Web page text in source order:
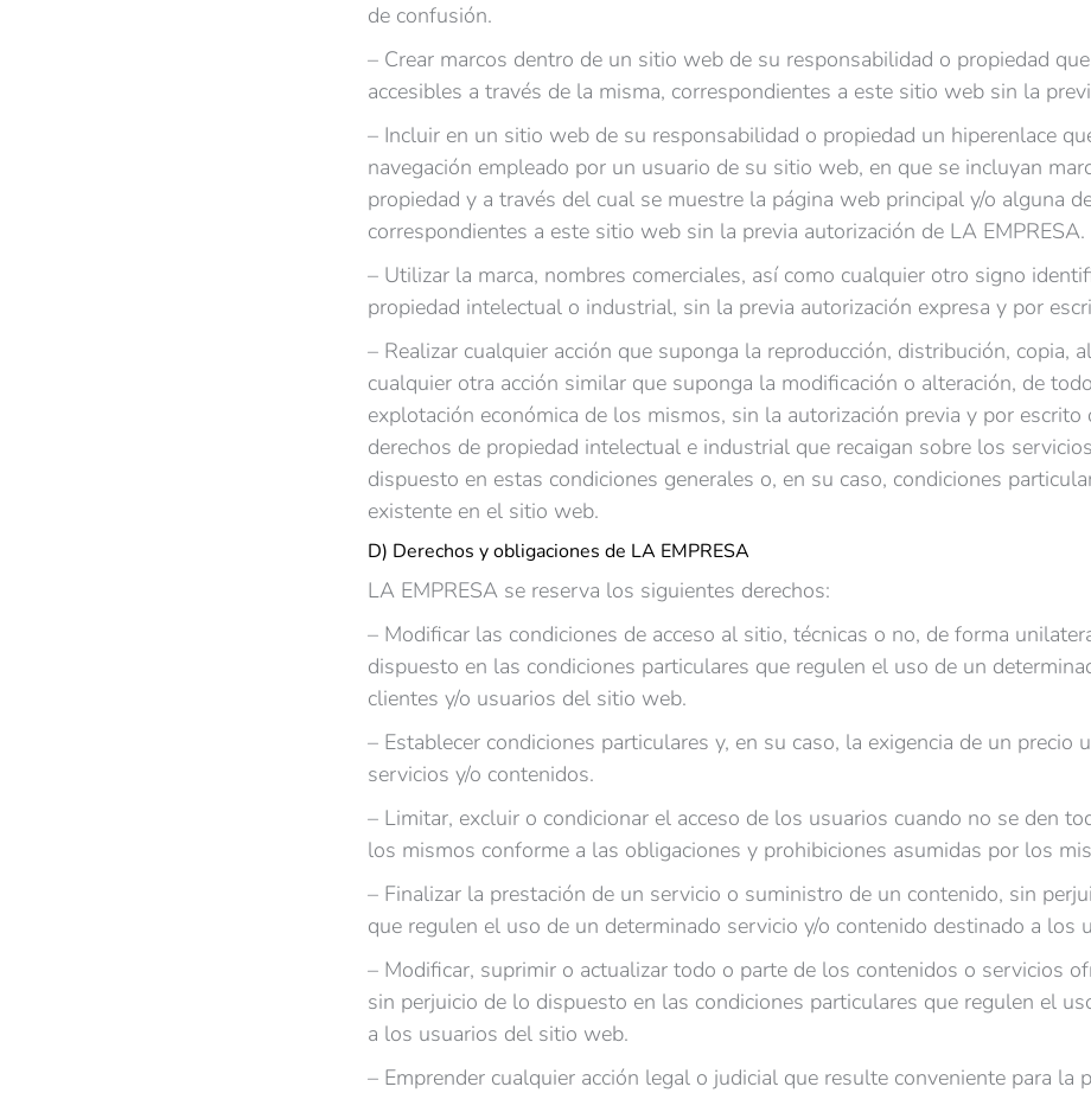
de confusión.
– Crear marcos dentro de un sitio web de su responsabilidad o propiedad
accesibles a través de la misma, correspondientes a este sitio web sin la
– Incluir en un sitio web de su responsabilidad o propiedad un hiperenlace
navegación empleado por un usuario de su sitio web, en que se incluyan
propiedad y a través del cual se muestre la página web principal y/o alguna
correspondientes a este sitio web sin la previa autorización de LA EMPRESA.
– Utilizar la marca, nombres comerciales, así como cualquier otro signo
propiedad intelectual o industrial, sin la previa autorización expresa y por
– Realizar cualquier acción que suponga la reproducción, distribución, copia,
cualquier otra acción similar que suponga la modificación o alteración, de
explotación económica de los mismos, sin la autorización previa y por
derechos de propiedad intelectual e industrial que recaigan sobre los
dispuesto en estas condiciones generales o, en su caso, condiciones
existente en el sitio web.
D) Derechos y obligaciones de LA EMPRESA
LA EMPRESA se reserva los siguientes derechos:
– Modificar las condiciones de acceso al sitio, técnicas o no, de forma
dispuesto en las condiciones particulares que regulen el uso de un
clientes y/o usuarios del sitio web.
– Establecer condiciones particulares y, en su caso, la exigencia de un
servicios y/o contenidos.
– Limitar, excluir o condicionar el acceso de los usuarios cuando no se den
los mismos conforme a las obligaciones y prohibiciones asumidas por los
– Finalizar la prestación de un servicio o suministro de un contenido, sin
que regulen el uso de un determinado servicio y/o contenido destinado a los
– Modificar, suprimir o actualizar todo o parte de los contenidos o servicios
sin perjuicio de lo dispuesto en las condiciones particulares que regulen el
a los usuarios del sitio web.
– Emprender cualquier acción legal o judicial que resulte conveniente para